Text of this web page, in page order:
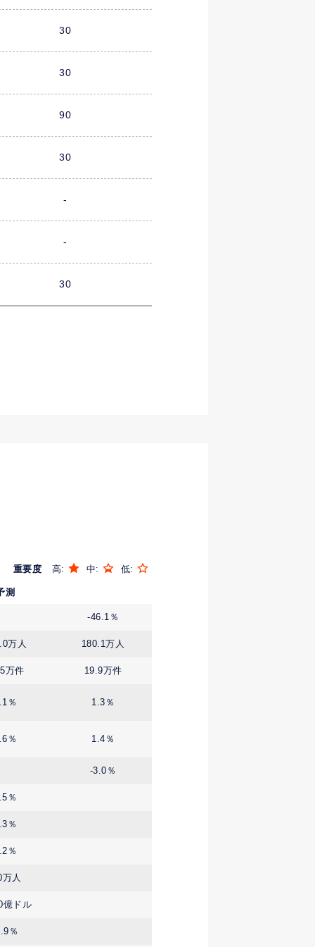
30
30
90
30
-
-
30
重要度 高: 中: 低:
測
-46.1％
万人 180.1万人
万件 19.9万件
％ 1.3％
％ 1.4％
-3.0％
％
％
％
人
億ドル
％